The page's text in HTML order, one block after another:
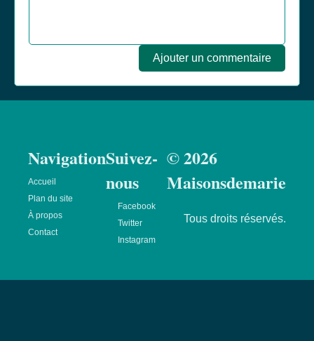
Ajouter un commentaire
Navigation
Accueil
Plan du site
À propos
Contact
Suivez-
nous
Facebook
Twitter
Instagram
© 2026
Maisonsdemarie
Tous droits réservés.